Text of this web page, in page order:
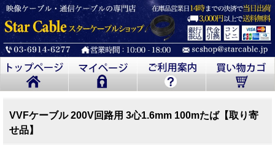
VVFケーブル 200V回路用 3心1.6mm 100mたば【取り寄
せ品】